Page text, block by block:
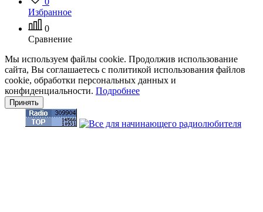
Избранное
0
Сравнение
Мы используем файлы cookie. Продолжив использование
сайта, Вы соглашаетесь с политикой использования файлов
cookie, обработки персональных данных и
конфиденциальности. Подробнее
Принять